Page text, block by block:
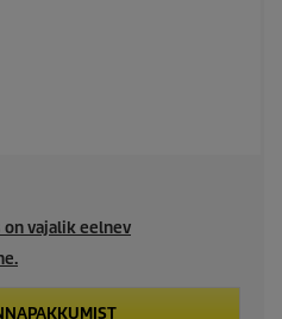
vajalik eelnev